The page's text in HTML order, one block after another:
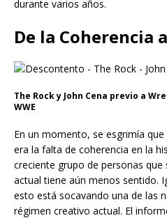
durante varios años.
De la Coherencia
The Rock y John Cena previo a
WWE
En un momento, se esgrimía
era la falta de coherencia en la
creciente grupo de personas
actual tiene aún menos sentido.
esto está socavando una de las
régimen creativo actual. El